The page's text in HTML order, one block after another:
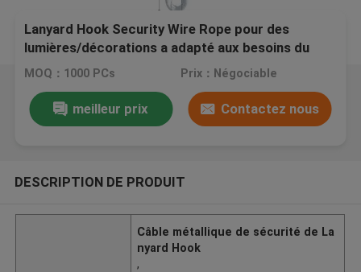
Lanyard Hook Security Wire Rope pour des
lumières/décorations a adapté aux besoins du
client
MOQ：1000 PCs Prix：Négociable
meilleur prix Contactez nous
DESCRIPTION DE PRODUIT
Câble métallique de sécurité de La
nyard Hook
,